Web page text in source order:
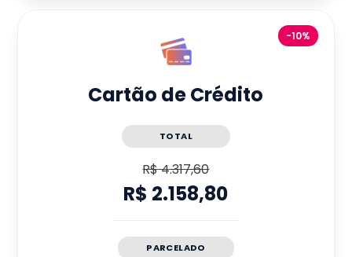
-10%
Cartão de Crédito
TOTAL
R$ 4.317,60
R$ 2.158,80
PARCELADO